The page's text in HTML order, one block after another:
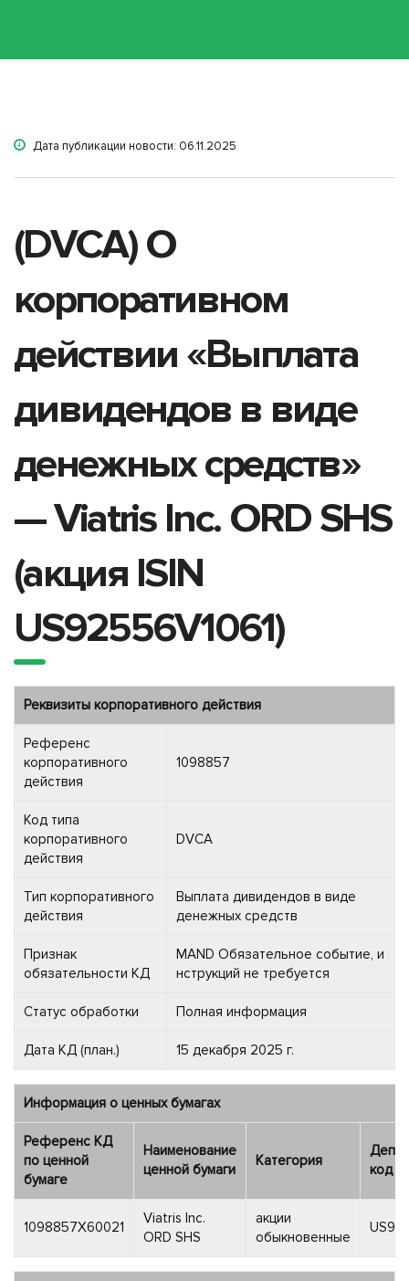
Дата публикации новости: 06.11.2025
(DVCA) О
корпоративном
действии «Выплата
дивидендов в виде
денежных средств»
— Viatris Inc. ORD SHS
(акция ISIN
US92556V1061)
Реквизиты корпоративного действия
Референс
корпоративного
действия
1098857
Код типа
корпоративного
действия
DVCA
Тип корпоративного
действия
Выплата дивидендов в виде
денежных средств
Признак
обязательности КД
MAND Обязательное событие, и
нструкций не требуется
Статус обработки Полная информация
Дата КД (план.) 15 декабря 2025 г.
Информация о ценных бумагах
Референс КД
по ценной
бумаге
Наименование
ценной бумаги
Категория
код
1098857X60021
Viatris Inc.
ORD SHS
акции
обыкновенные